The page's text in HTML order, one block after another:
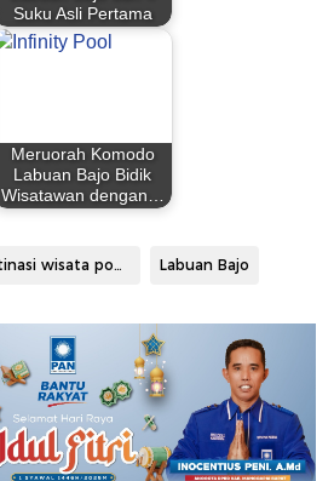
Suku Asli Pertama
Meruorah Komodo
Labuan Bajo Bidik
Wisatawan dengan…
Destinasi wisata populer Labuan Bajo